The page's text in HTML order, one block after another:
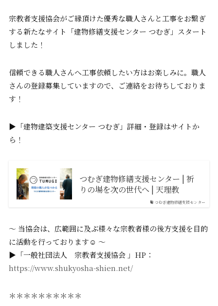
宗教者支援協会がご縁頂けた優秀な職人さんと工事をお繋ぎ
する新たなサイト「建物修繕支援センター つむぎ」スタート
しました！
信頼できる職人さんへ工事依頼したい方はお楽しみに。職人
さんの登録募集していますので、ご連絡をお待ちしておりま
す！
▶︎「建物建築支援センター つむぎ」詳細・登録はサイトか
ら！
つむぎ建物修繕支援センター
つむぎ建物修繕支援センター | 祈
りの場を次の世代へ | 天理教
〜 当協会は、広範囲に及ぶ様々な宗教者様の後方支援を目的
に活動を行っております☺️ 〜
▶「一般社団法人 宗教者支援協会 」HP：
https://www.shukyosha-shien.net/
＊＊＊＊＊＊＊＊＊＊